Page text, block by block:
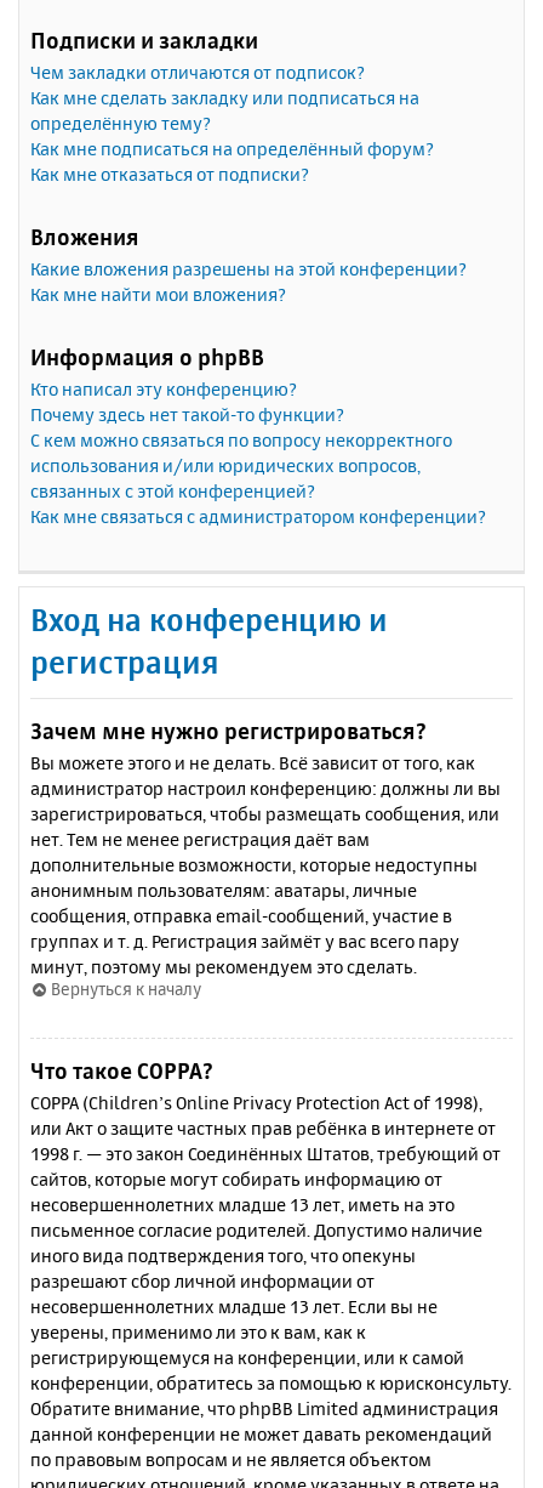
Подписки и закладки
Чем закладки отличаются от подписок?
Как мне сделать закладку или подписаться на
определённую тему?
Как мне подписаться на определённый форум?
Как мне отказаться от подписки?
Вложения
Какие вложения разрешены на этой конференции?
Как мне найти мои вложения?
Информация о phpBB
Кто написал эту конференцию?
Почему здесь нет такой-то функции?
С кем можно связаться по вопросу некорректного
использования и/или юридических вопросов,
связанных с этой конференцией?
Как мне связаться с администратором конференции?
Вход на конференцию и
регистрация
Зачем мне нужно регистрироваться?
Вы можете этого и не делать. Всё зависит от того, как
администратор настроил конференцию: должны ли вы
зарегистрироваться, чтобы размещать сообщения, или
нет. Тем не менее регистрация даёт вам
дополнительные возможности, которые недоступны
анонимным пользователям: аватары, личные
сообщения, отправка email-сообщений, участие в
группах и т. д. Регистрация займёт у вас всего пару
минут, поэтому мы рекомендуем это сделать.
Вернуться к началу
Что такое COPPA?
COPPA (Children’s Online Privacy Protection Act of 1998),
или Акт о защите частных прав ребёнка в интернете от
1998 г. — это закон Соединённых Штатов, требующий от
сайтов, которые могут собирать информацию от
несовершеннолетних младше 13 лет, иметь на это
письменное согласие родителей. Допустимо наличие
иного вида подтверждения того, что опекуны
разрешают сбор личной информации от
несовершеннолетних младше 13 лет. Если вы не
уверены, применимо ли это к вам, как к
регистрирующемуся на конференции, или к самой
конференции, обратитесь за помощью к юрисконсульту.
Обратите внимание, что phpBB Limited администрация
данной конференции не может давать рекомендаций
по правовым вопросам и не является объектом